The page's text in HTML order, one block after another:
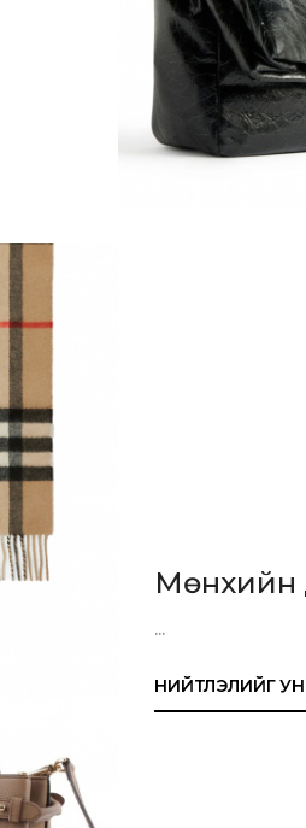
Мөнхийн
...
НИЙТЛЭЛИЙГ